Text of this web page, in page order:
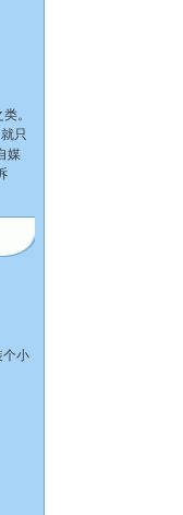
。
只
媒
个小